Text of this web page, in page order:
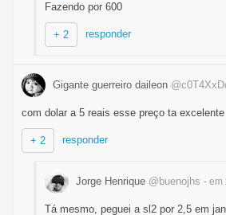
Fazendo por 600
+ 2 responder
Gigante guerreiro daileon
com dolar a 5 reais esse preço ta excelente
+ 2 responder
Jorge Henrique @buenojhs - em
Tá mesmo, peguei a sl2 por 2,5 em